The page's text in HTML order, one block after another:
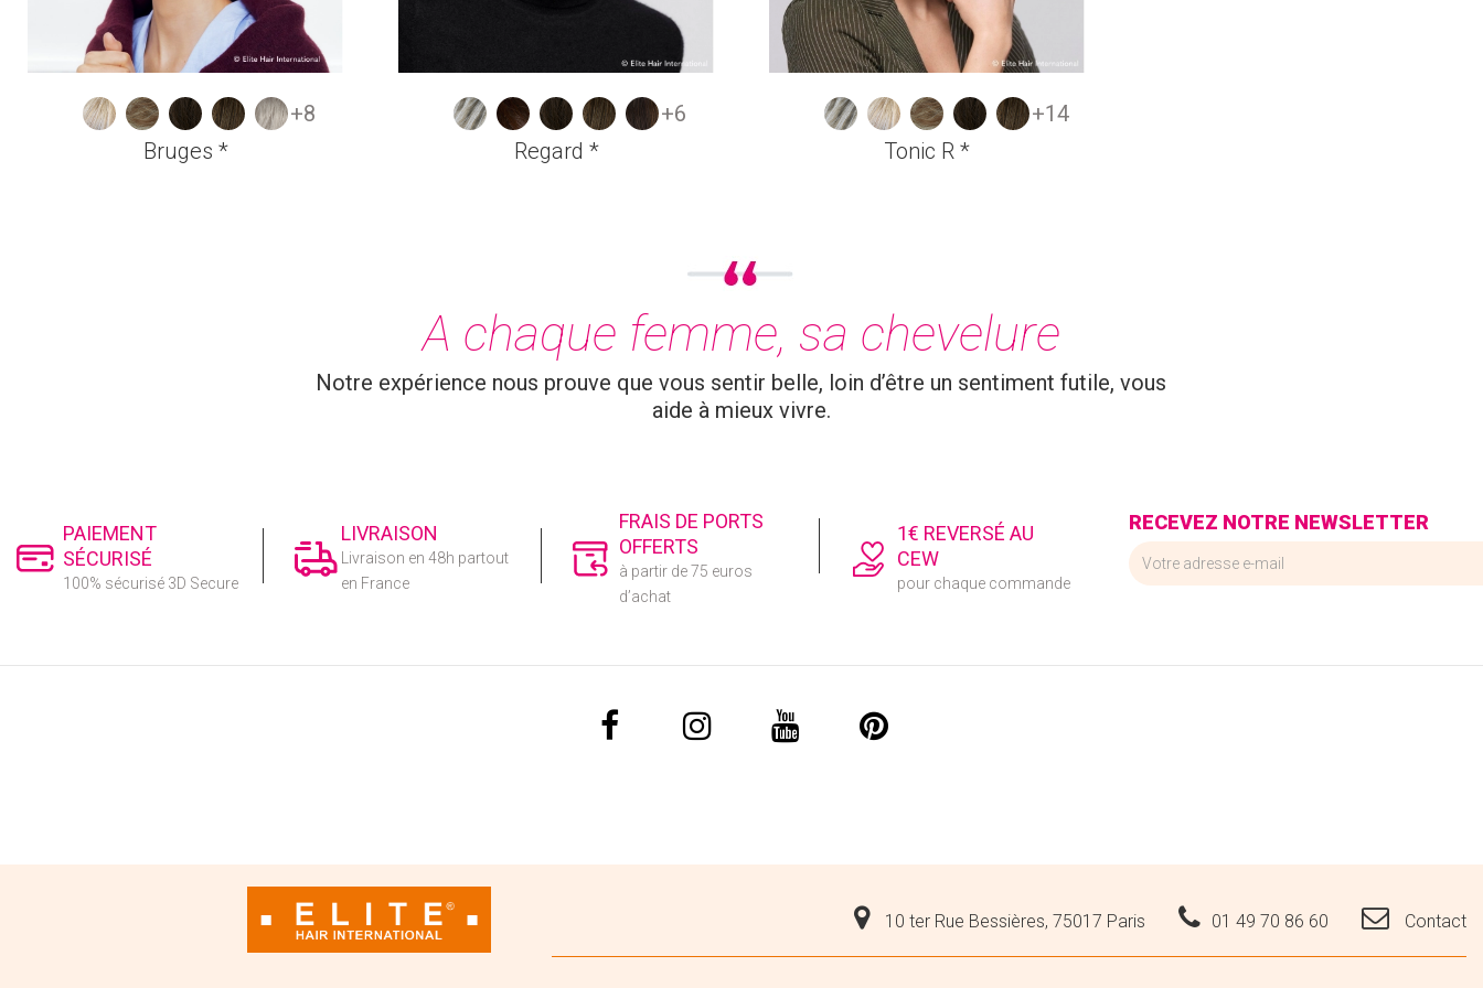
+8
Bruges *
+6
Regard *
+14
Tonic R *
A chaque femme, sa chevelure
Notre expérience nous prouve que vous sentir belle, loin d’être un sentiment futile, vous
aide à mieux vivre.
PAIEMENT
SÉCURISÉ
100% sécurisé 3D Secure
LIVRAISON
Livraison en 48h partout
en France
FRAIS DE PORTS
OFFERTS
à partir de 75 euros
d’achat
1€ REVERSÉ AU
CEW
pour chaque commande
RECEVEZ NOTRE NEWSLETTER
10 ter Rue Bessières, 75017 Paris 01 49 70 86 60 Contact